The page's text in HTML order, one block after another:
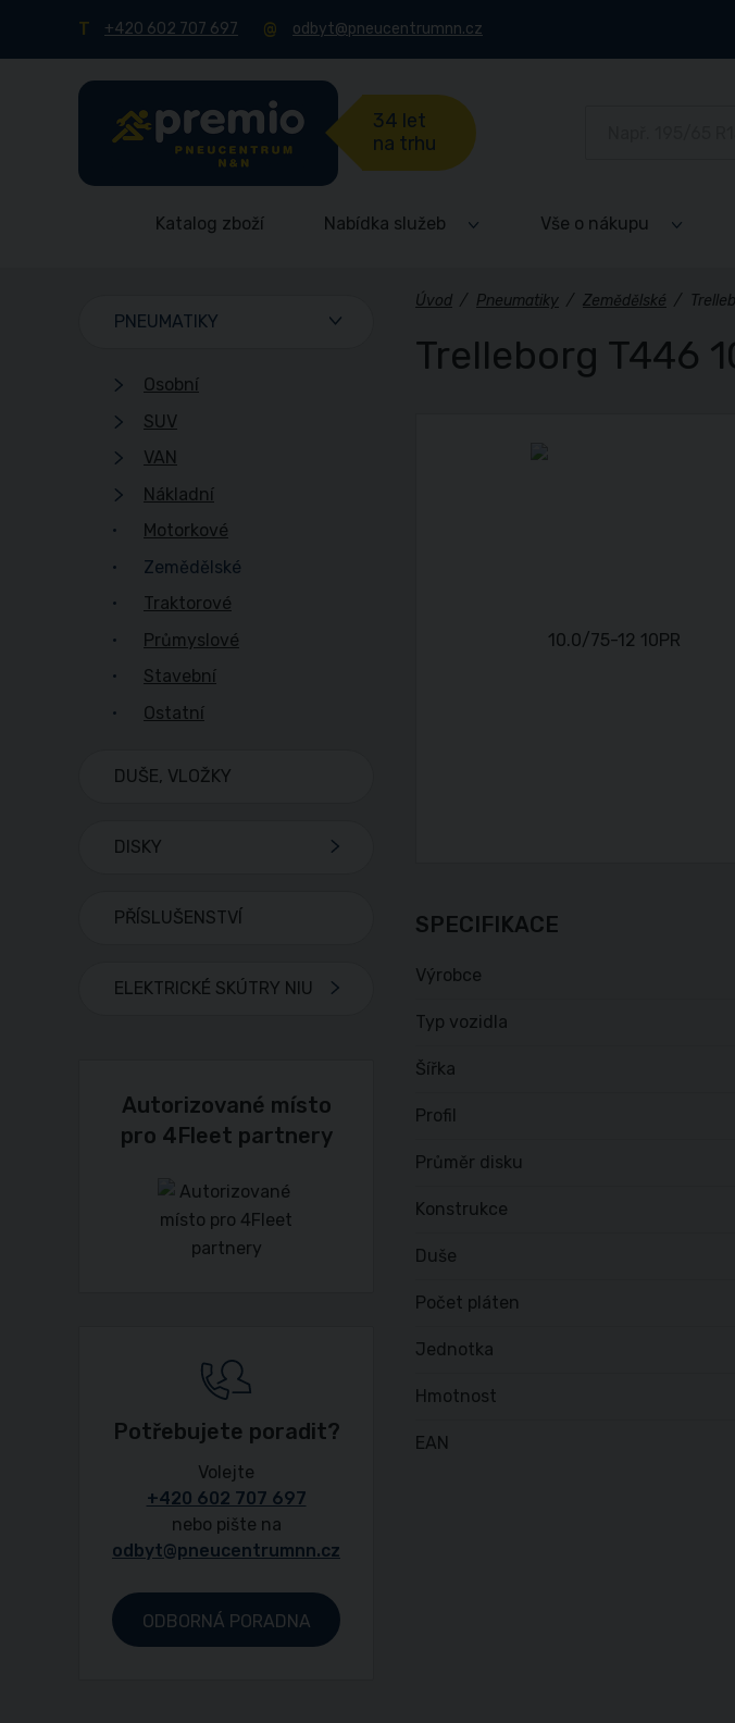
+420 602 707 697 odbyt@pneucentrumnn.cz
34 let
na trhu
Katalog zboží Nabídka služeb Vše o nákupu
Úvod / Pneumatiky / Zemědělské /
Trelleborg T446
SPECIFIKACE
Výrobce
Typ vozidla
Šířka
Profil
Průměr disku
Konstrukce
Duše
Počet pláten
Jednotka
Hmotnost
EAN
PNEUMATIKY
Osobní
SUV
VAN
Nákladní
Motorkové
Zemědělské
Traktorové
Průmyslové
Stavební
Ostatní
DUŠE, VLOŽKY
DISKY
PŘÍSLUŠENSTVÍ
ELEKTRICKÉ SKÚTRY NIU
Autorizované místo
pro 4Fleet partnery
Potřebujete poradit?
Volejte
+420 602 707 697
nebo pište na
odbyt@pneucentrumnn.cz
ODBORNÁ PORADNA